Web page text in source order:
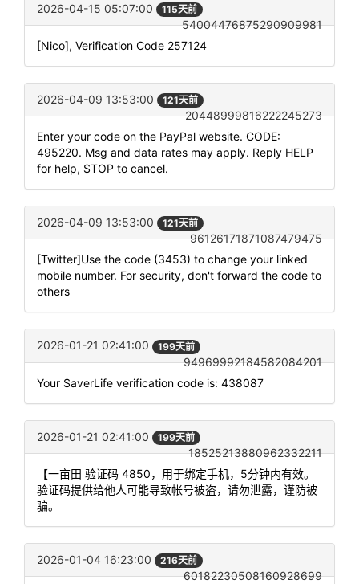
2026-04-15 05:07:00 115天前
54004476875290909981
[Nico], Verification Code 257124
2026-04-09 13:53:00 121天前
20448999816222245273
Enter your code on the PayPal website. CODE:
495220. Msg and data rates may apply. Reply HELP
for help, STOP to cancel.
2026-04-09 13:53:00 121天前
96126171871087479475
[Twitter]Use the code (3453) to change your linked
mobile number. For security, don't forward the code to
others
2026-01-21 02:41:00 199天前
94969992184582084201
Your SaverLife verification code is: 438087
2026-01-21 02:41:00 199天前
18525213880962332211
【一亩田 验证码 4850，用于绑定手机，5分钟内有效。
验证码提供给他人可能导致帐号被盗，请勿泄露，谨防被
骗。
2026-01-04 16:23:00 216天前
60182230508160928699